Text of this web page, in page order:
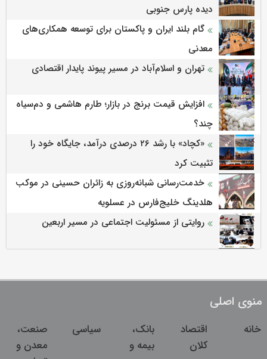
دیده پارس جنوبی
گام بلند ایران و پاکستان برای توسعه همکاری‌های
معدنی
تهران و اسلام‌آباد در مسیر پیوند پایدار اقتصادی
افزایش قیمت برنج در بازار؛ طارم هاشمی و دم‌سیاه
چند؟
«کچاد» با رشد ۲۶ درصدی درآمد، جایگاه خود را
تثبیت کرد
خدمت‌رسانی شبانه‌روزی به زائران حسینی در موکب
هلدینگ خلیج‌فارس در عسلویه
روایتی از مسئولیت اجتماعی در مسیر اربعین
منوی اصلی
خانه
اقتصاد
کلان
بانک،
بیمه و
سیاسی
صنعت،
معدن و